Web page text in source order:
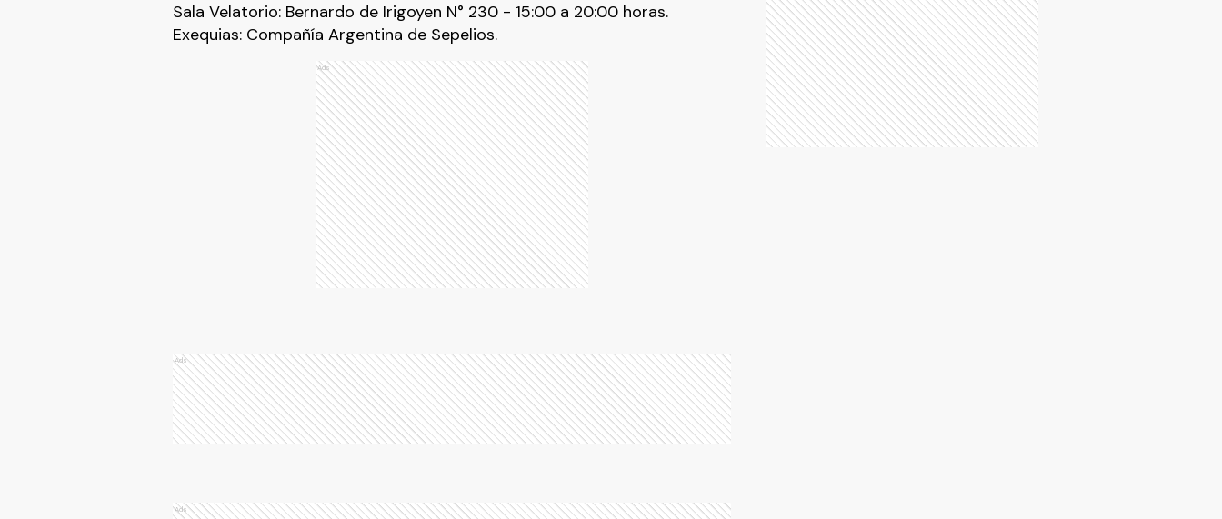
Sala Velatorio: Bernardo de Irigoyen N° 230 - 15:00 a 20:00 horas.
Exequias: Compañía Argentina de Sepelios.
Ads
Ads
Ads